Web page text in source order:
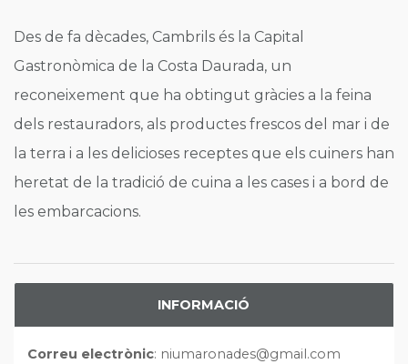
Des de fa dècades, Cambrils és la Capital
Gastronòmica de la Costa Daurada, un
reconeixement que ha obtingut gràcies a la feina
dels restauradors, als productes frescos del mar i de
la terra i a les delicioses receptes que els cuiners han
heretat de la tradició de cuina a les cases i a bord de
les embarcacions.
INFORMACIÓ
Correu electrònic: niumaronades@gmail.com